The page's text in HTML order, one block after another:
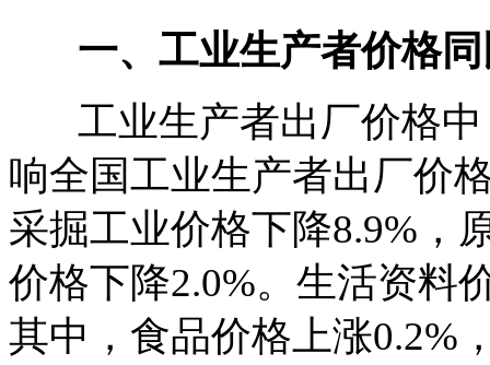
一、工业生产者价格同
工业生产者出厂价格中
响全国工业生产者出厂价
采掘工业价格下降8.9%，
价格下降2.0%。生活资料
其中，食品价格上涨0.2%